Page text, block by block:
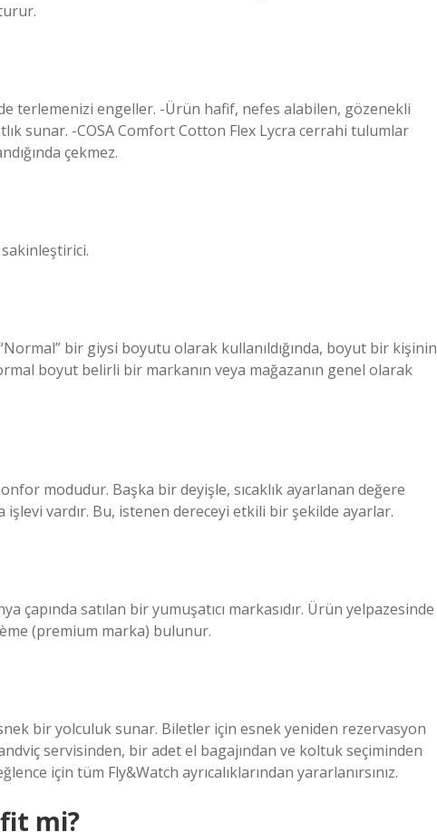
terlemenizi engeller. -Ürün hafif, nefes alabilen, gözenekli
sunar. -COSA Comfort Cotton Flex Lycra cerrahi tulumlar
çekmez.
sakinleştirici.
bir giysi boyutu olarak kullanıldığında, boyut bir kişinin
boyut belirli bir markanın veya mağazanın genel olarak
modudur. Başka bir deyişle, sıcaklık ayarlanan değere
işlevi vardır. Bu, istenen dereceyi etkili bir şekilde ayarlar.
çapında satılan bir yumuşatıcı markasıdır. Ürün yelpazesinde
(premium marka) bulunur.
bir yolculuk sunar. Biletler için esnek yeniden rezervasyon
servisinden, bir adet el bagajından ve koltuk seçiminden
için tüm Fly&Watch ayrıcalıklarından yararlanırsınız.
mi?